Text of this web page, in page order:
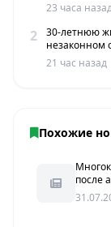
23 часа
2
30-летнюю
незаконном
21 час назад
Похожие
после